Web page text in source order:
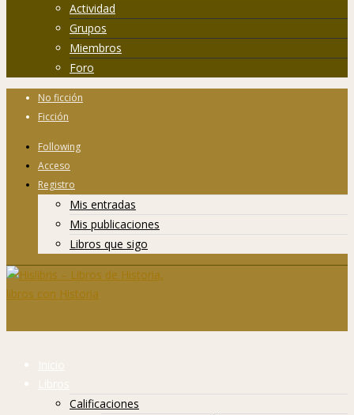
Actividad
Grupos
Miembros
Foro
No ficción
Ficción
Following
Acceso
Registro
Mis entradas
Mis publicaciones
Libros que sigo
Inicio
Libros
Calificaciones